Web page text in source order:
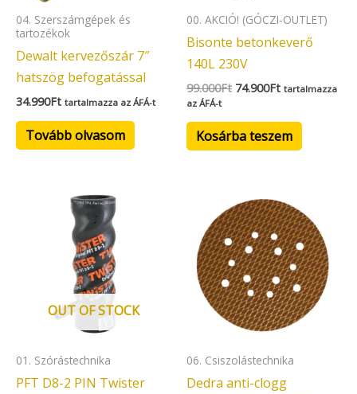
04. Szerszámgépek és
tartozékok
Dewalt kervezőszár 7″
hatszög befogatással
34.990Ft tartalmazza az ÁFÁ-t
Tovább olvasom
00. AKCIÓ! (GÓCZI-OUTLET)
Bisonte betonkeverő
140L 230V
99.000Ft 74.900Ft tartalmazza
az ÁFÁ-t
Kosárba teszem
OUT OF STOCK
01. Szórástechnika
PFT D8-2 PIN Twister
06. Csiszolástechnika
Dedra anti-clogg